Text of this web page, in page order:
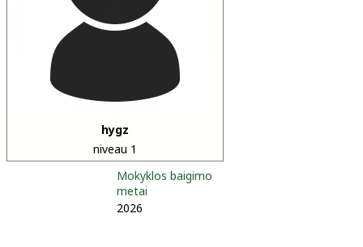
hygz
niveau 1
Mokyklos baigimo
metai
2026